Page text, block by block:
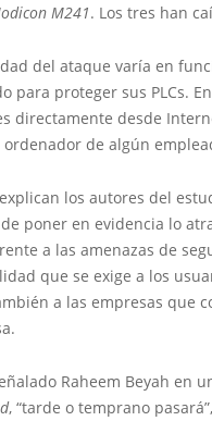
M241. Los tres han
del ataque varía en
para proteger sus PLCs.
directamente desde
de algún
los autores del
poner en evidencia lo
a las amenazas de
que se exige a los
a las empresas que
Raheem Beyah en
, “tarde o temprano